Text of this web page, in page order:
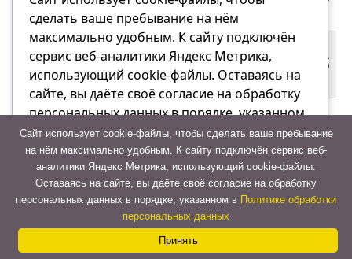
Серафимович
Золотое —
Суровикино
00 км 000 руб
Золотое —
Урюпинск
00 км 000 руб
Золотое —
Фролово
00 км 000 руб
Золотое —
сделать ваше пребывание на нём
максимально удобным. К cайту подключён
сервис веб-аналитики Яндекс Метрика,
использующий cookie-файлы. Оставаясь на
сайте, вы даёте своё согласие на обработку
персональных данных в порядке, указанном
в Политике обработки персональных данных
Отказаться
Принять
Принять
Сайт использует cookie-файлы, чтобы сделать ваше пребывание
на нём максимально удобным. К cайту подключён сервис веб-
аналитики Яндекс Метрика, использующий cookie-файлы.
Оставаясь на сайте, вы даёте своё согласие на обработку
персональных данных в порядке, указанном в Политике обработки
персональных данных